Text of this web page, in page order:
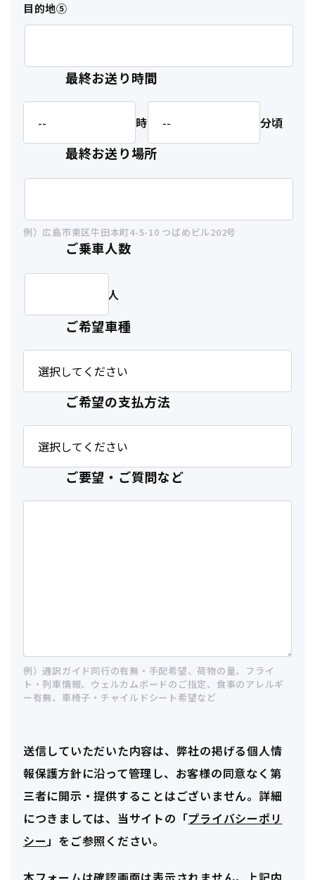
目的地⑤
最終お送り時間
時 分頃
最終お送り場所
例）広島市東区牛田本町4-5-10 つばめビル202号
ご乗車人数
人
ご希望車種
ご希望の支払方法
ご要望・ご質問など
例）通訳ガイド同行の有無・手配希望、荷物の量、フライ
ト・列車情報、ウェルカムボードのご指定、食事のアレルギ
ー有無、車椅子・チャイルドシート希望など
送信していただいた内容は、弊社の掲げる個人情
報保護方針に沿って管理し、お客様の同意なく第
三者に開示・提供することはございません。詳細
につきましては、当サイトの「プライバシーポリ
シー」をご参照ください。